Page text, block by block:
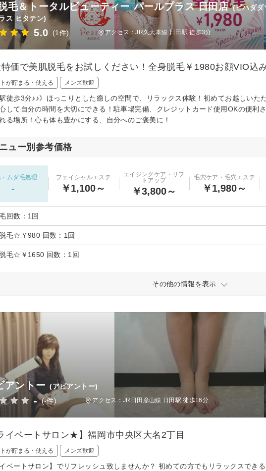
毛＆トータルビューティー パールプラス 日田店 (ビハダダ
ス ヒタテン)
5.0 (1件) アクセス：JR久大本線 日田駅 徒歩3分
価で美肌脱毛をお試しください！全身脱毛￥1980お顔VIO込み
が貯まる・使える メンズ歓迎
駅徒歩3分♪♪》ほっこりとした癒しの空間で、リラックス体験！初めてお越しい
して自分の時間を大切にできる！駐車場完備、クレジットカード使用OKの便
る場所！心も体も豊かにする、自分へのご褒美に！
ュー別参考価格
・ムダ毛処理
-
フェイシャルエステ
￥1,100～
エイジングケア・リフ
トアップ
￥3,800～
毛穴ケア・毛穴エステ
￥1,980～
回数：1回
毛☆￥980 回数：1回
毛☆￥1650 回数：1回
その他の情報を表示
アントー (アビアントー)
- (-件) アクセス：JR日田彦山線 日田駅 徒歩16分
イベートサロン★】福岡市中央区大名2丁目
が貯まる・使える メンズ歓迎
イベートサロン】でリフレッシュ致しませんか？ 初めての方でもリラックスでき